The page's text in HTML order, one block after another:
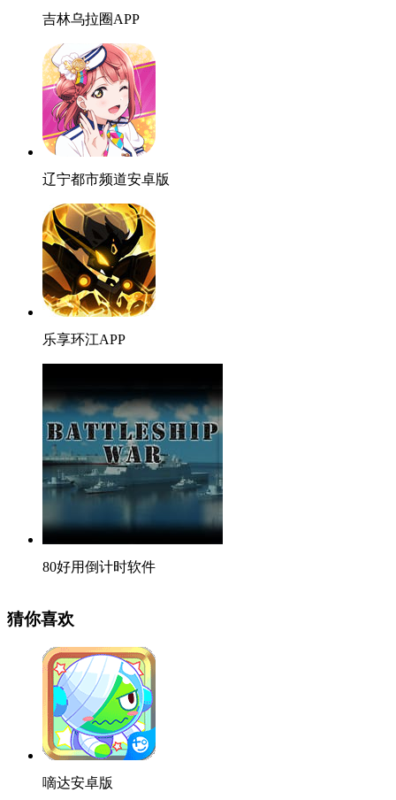
吉林乌拉圈APP
辽宁都市频道安卓版
乐享环江APP
80好用倒计时软件
猜你喜欢
嘀达安卓版